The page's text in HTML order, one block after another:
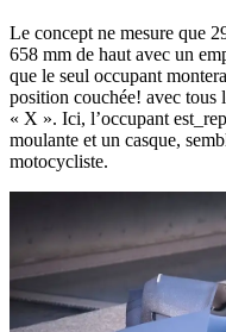
Le concept ne mesure que
658 mm de haut avec un
que le seul occupant
position couchée! avec tous
« X ». Ici, l’occupant
moulante et un casque,
motocycliste.